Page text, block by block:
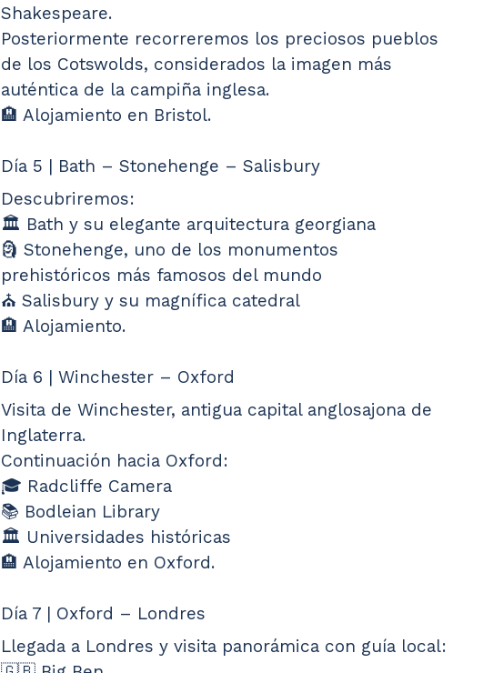
Shakespeare.
Posteriormente recorreremos los preciosos pueblos
de los Cotswolds, considerados la imagen más
auténtica de la campiña inglesa.
🏨 Alojamiento en Bristol.
Día 5 | Bath – Stonehenge – Salisbury
Descubriremos:
🏛️ Bath y su elegante arquitectura georgiana
🗿 Stonehenge, uno de los monumentos
prehistóricos más famosos del mundo
⛪ Salisbury y su magnífica catedral
🏨 Alojamiento.
Día 6 | Winchester – Oxford
Visita de Winchester, antigua capital anglosajona de
Inglaterra.
Continuación hacia Oxford:
🎓 Radcliffe Camera
📚 Bodleian Library
🏛️ Universidades históricas
🏨 Alojamiento en Oxford.
Día 7 | Oxford – Londres
Llegada a Londres y visita panorámica con guía local: